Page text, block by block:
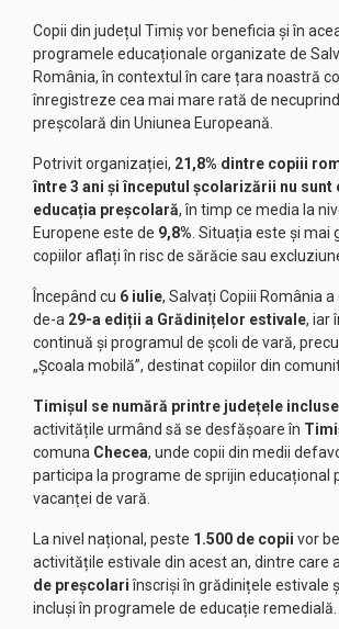
Copii din județul Timiș vor beneficia și în
programele educaționale organizate de
România, în contextul în care țara noastră
înregistreze cea mai mare rată de
preșcolară din Uniunea Europeană.
Potrivit organizației, 21,8% dintre copiii
între 3 ani și începutul școlarizării nu sunt
educația preșcolară, în timp ce media la
Europene este de 9,8% . Situația este și mai
copiilor aflați în risc de sărăcie sau
Începând cu 6 iulie, Salvați Copiii România
de-a 29-a ediții a Grădinițelor estivale, iar
continuă și programul de școli de vară,
„Școala mobilă”, destinat copiilor din
Timișul se numără printre județele
activitățile urmând să se desfășoare în
comuna Checea, unde copii din medii
participa la programe de sprijin educațional
vacanței de vară.
La nivel național, peste 1.500 de copii vor
activitățile estivale din acest an, dintre care
de preșcolariînscriși în grădinițele estivale
incluși în programele de educație remedială.